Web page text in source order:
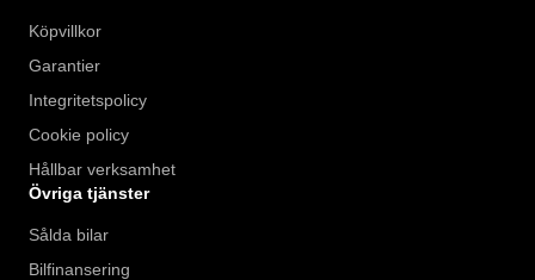
Köpvillkor
Garantier
Integritetspolicy
Cookie policy
Hållbar verksamhet
Övriga tjänster
Sålda bilar
Bilfinansering